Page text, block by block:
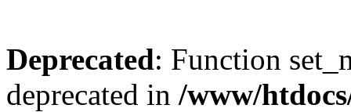
Deprecated: Function
deprecated in /www/